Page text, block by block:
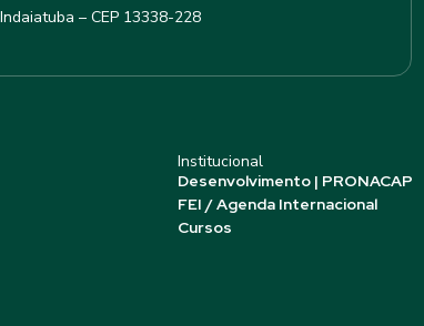
– CEP 13338-228
Institucional
Desenvolvimento | PRONACAP
FEI / Agenda Internacional
Cursos